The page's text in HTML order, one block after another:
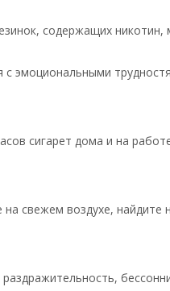
содержащих
с эмоциональными
сигарет дома и на
свежем воздухе, найдите